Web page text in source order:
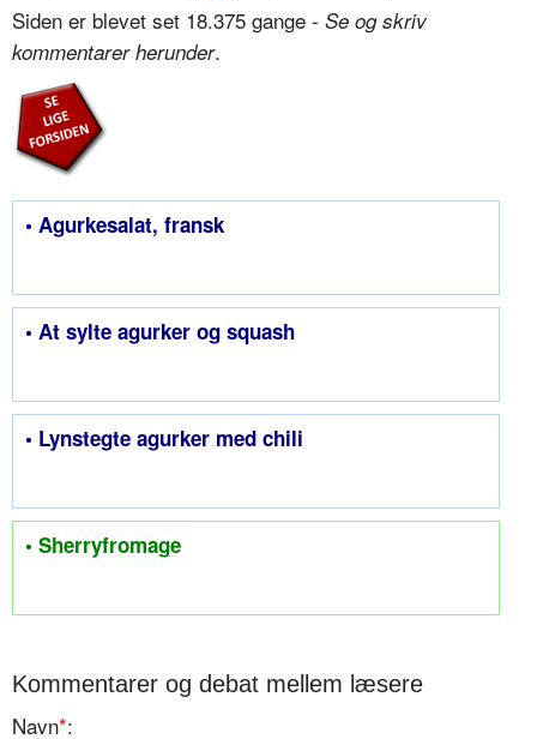
Siden er blevet set 18.375 gange - Se og skriv
kommentarer herunder.
• Agurkesalat, fransk
• At sylte agurker og squash
• Lynstegte agurker med chili
• Sherryfromage
Kommentarer og debat mellem læsere
Navn*: